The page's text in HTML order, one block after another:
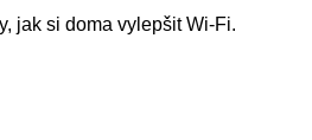
jak si doma vylepšit Wi‑Fi.